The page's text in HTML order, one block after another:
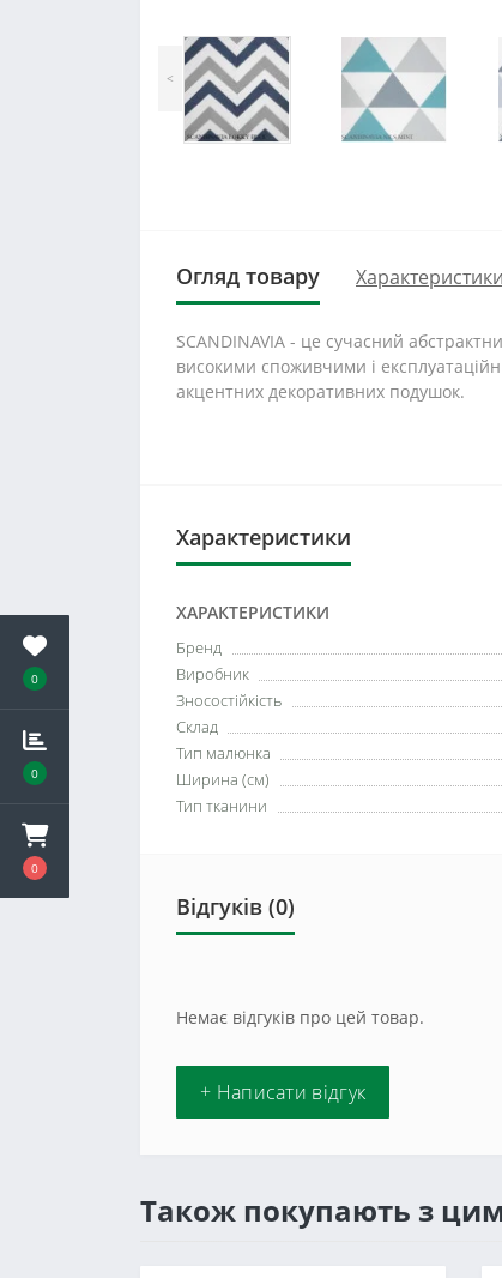
0
0
0
<
Огляд товару Характеристики
SCANDINAVIA - це сучасний
високими споживчими і
акцентних декоративних подушок.
Характеристики
ХАРАКТЕРИСТИКИ
Бренд
Виробник
Зносостійкість
Склад
Тип малюнка
Ширина (см)
Тип тканини
Відгуків (0)
Немає відгуків про цей товар.
+ Написати відгук
Також покупають з